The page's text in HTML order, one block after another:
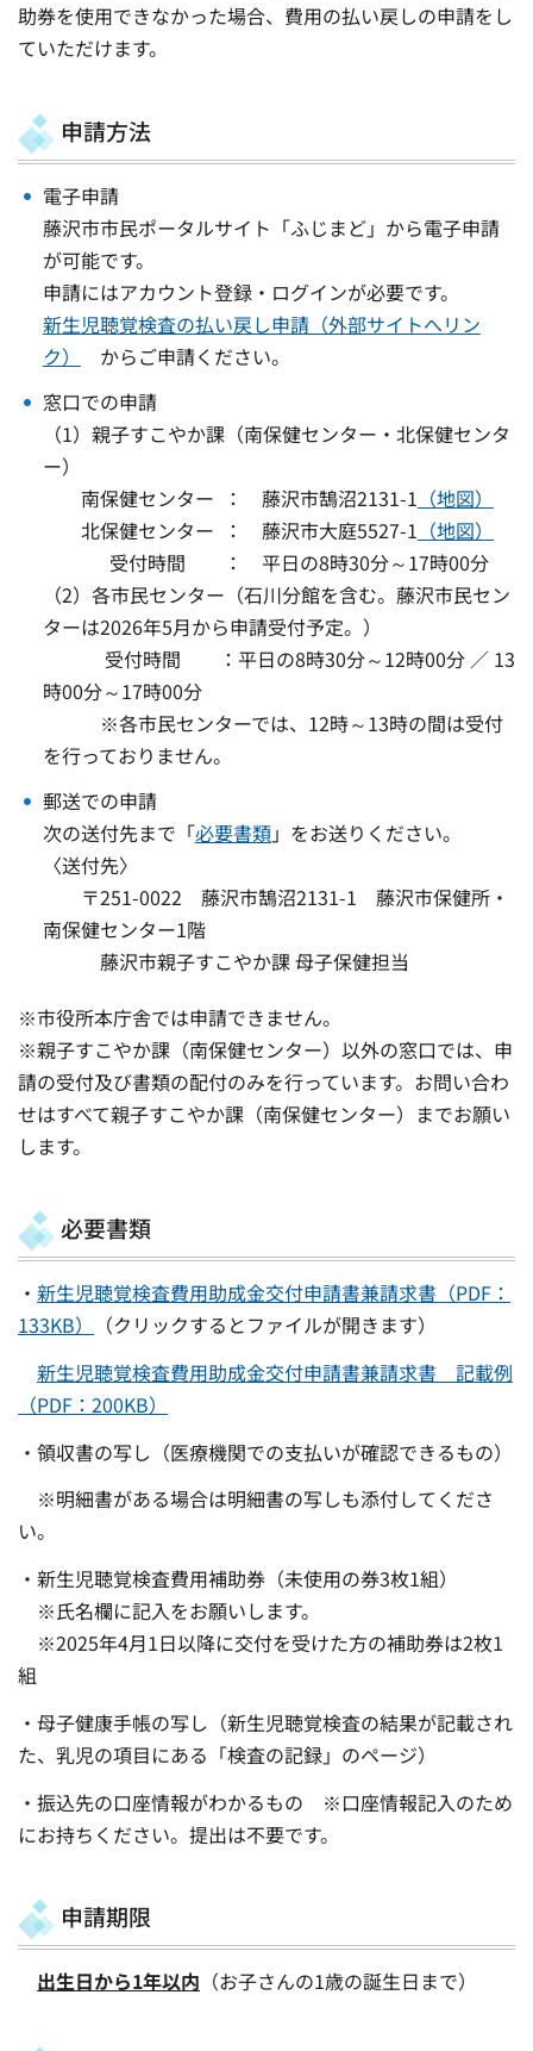
助券を使用できなかった場合、費用の払い戻しの申請をし
ていただけます。
申請方法
電子申請
藤沢市市民ポータルサイト「ふじまど」から電子申請
が可能です。
申請にはアカウント登録・ログインが必要です。
新生児聴覚検査の払い戻し申請（外部サイトへリン
ク）
からご申請ください。
窓口での申請
（1）親子すこやか課（南保健センター・北保健センタ
ー）
南保健センター ： 藤沢市鵠沼2131-1 （地図）
北保健センター ： 藤沢市大庭5527-1 （地図）
受付時間 ： 平日の8時30分～17時00分
（2）各市民センター（石川分館を含む。藤沢市民セン
ターは2026年5月から申請受付予定。）
受付時間 ：平日の8時30分～12時00分 ／ 13
時00分～17時00分
※各市民センターでは、12時～13時の間は受付
を行っておりません。
郵送での申請
次の送付先まで「必要書類」をお送りください。
〈送付先〉
〒251-0022 藤沢市鵠沼2131-1 藤沢市保健所・
南保健センター1階
藤沢市親子すこやか課 母子保健担当
※市役所本庁舎では申請できません。
※親子すこやか課（南保健センター）以外の窓口では、申
請の受付及び書類の配付のみを行っています。お問い合わ
せはすべて親子すこやか課（南保健センター）までお願い
します。
必要書類
・ 新生児聴覚検査費用助成金交付申請書兼請求書（PDF：
133KB）
（クリックするとファイルが開きます）
新生児聴覚検査費用助成金交付申請書兼請求書 記載例
（PDF：200KB）
・領収書の写し（医療機関での支払いが確認できるもの）
※明細書がある場合は明細書の写しも添付してくださ
い。
・新生児聴覚検査費用補助券（未使用の券3枚1組）
※氏名欄に記入をお願いします。
※2025年4月1日以降に交付を受けた方の補助券は2枚1
組
・母子健康手帳の写し（新生児聴覚検査の結果が記載され
た、乳児の項目にある「検査の記録」のページ）
・振込先の口座情報がわかるもの ※口座情報記入のため
にお持ちください。提出は不要です。
申請期限
出生日から1年以内 （お子さんの1歳の誕生日まで）